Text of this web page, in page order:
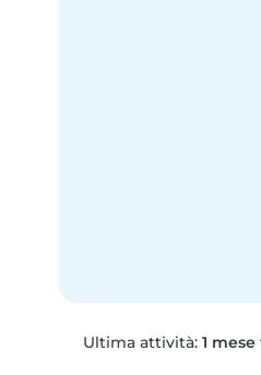
Ultima attività: 1 mese